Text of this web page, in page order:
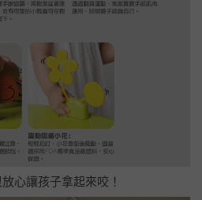
心讓孩子拿起來咬！